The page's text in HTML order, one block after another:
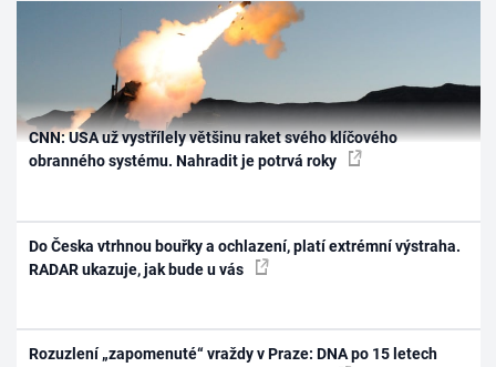
CNN: USA už vystřílely většinu raket svého klíčového
obranného systému. Nahradit je potrvá roky
Do Česka vtrhnou bouřky a ochlazení, platí extrémní výstraha.
RADAR ukazuje, jak bude u vás
Rozuzlení „zapomenuté“ vraždy v Praze: DNA po 15 letech